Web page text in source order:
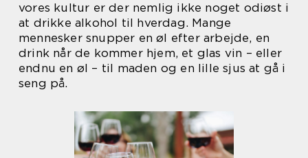
vores kultur er der nemlig ikke noget odiøst i
at drikke alkohol til hverdag. Mange
mennesker snupper en øl efter arbejde, en
drink når de kommer hjem, et glas vin – eller
endnu en øl – til maden og en lille sjus at gå i
seng på.